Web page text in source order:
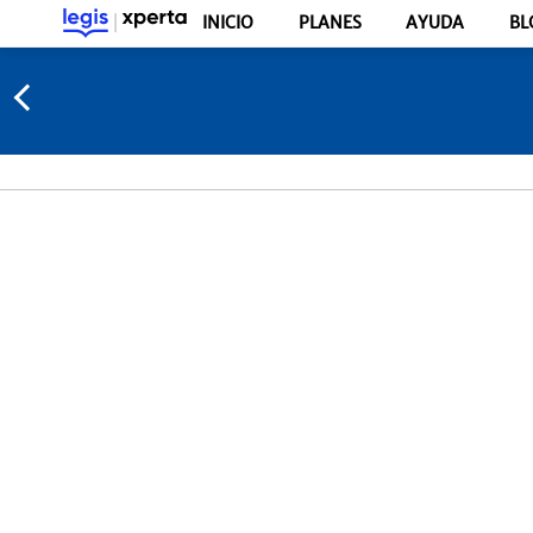
INICIO PLANES AYUDA